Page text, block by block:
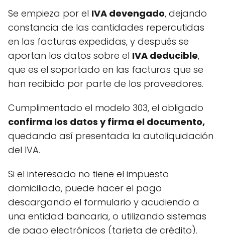
Se empieza por el IVA devengado, dejando
constancia de las cantidades repercutidas
en las facturas expedidas, y después se
aportan los datos sobre el IVA deducible,
que es el soportado en las facturas que se
han recibido por parte de los proveedores.
Cumplimentado el modelo 303, el obligado
confirma los datos y firma el documento,
quedando así presentada la autoliquidación
del IVA.
Si el interesado no tiene el impuesto
domiciliado, puede hacer el pago
descargando el formulario y acudiendo a
una entidad bancaria, o utilizando sistemas
de pago electrónicos (tarjeta de crédito).